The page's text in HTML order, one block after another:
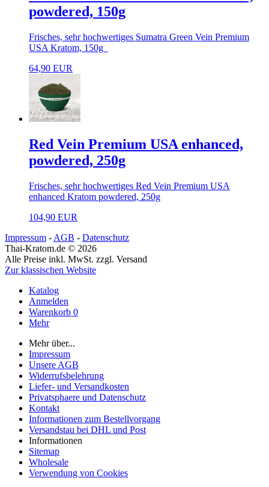
powdered, 150g
Frisches, sehr hochwertiges Sumatra Green Vein Premium
USA Kratom, 150g
64,90 EUR
Red Vein Premium USA enhanced,
powdered, 250g
Frisches, sehr hochwertiges Red Vein Premium USA
enhanced Kratom powdered, 250g
104,90 EUR
Impressum - AGB - Datenschutz
Thai-Kratom.de © 2026
Alle Preise inkl. MwSt. zzgl. Versand
Zur klassischen Website
Katalog
Anmelden
Warenkorb 0
Mehr
Mehr über...
Impressum
Unsere AGB
Widerrufsbelehrung
Liefer- und Versandkosten
Privatsphaere und Datenschutz
Kontakt
Informationen zum Bestellvorgang
Versandstau bei DHL und Post
Informationen
Sitemap
Wholesale
Verwendung von Cookies